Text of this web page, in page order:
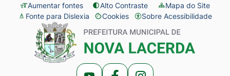
Seção
de
atalhos
Ir
para
conteúdo
Aumentar fontes Alto Contraste
Mapa do Site
Fonte para Dislexia
Cookies
Abrir
preferências
de
cookies
Sobre Acessibilidade
Seção
menu